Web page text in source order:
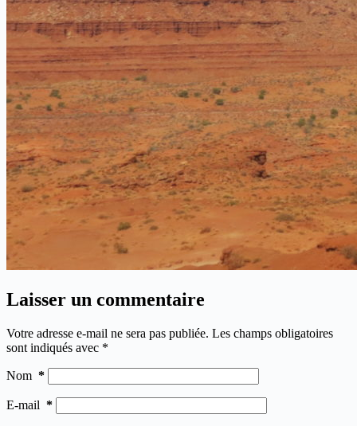
Laisser un commentaire
Votre adresse e-mail ne sera pas publiée. Les champs obligatoires
sont indiqués avec *
Nom *
E-mail *